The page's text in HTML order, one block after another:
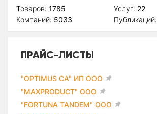
Товаров: 1785
Компаний: 5033
Услуг: 22
Публикаций:
ПРАЙС-ЛИСТЫ
"OPTIMUS CA" ИП ООО
"MAXPRODUCT" ООО
"FORTUNA TANDEM" ООО